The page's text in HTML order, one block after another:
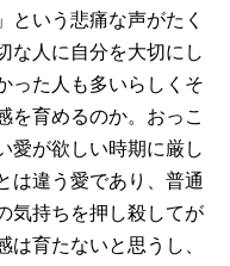
という悲痛な声がたく
な人に自分を大切にし
った人も多いらしくそ
を育めるのか。おっこ
愛が欲しい時期に厳し
は違う愛であり、普通
気持ちを押し殺してが
育たないと思うし、